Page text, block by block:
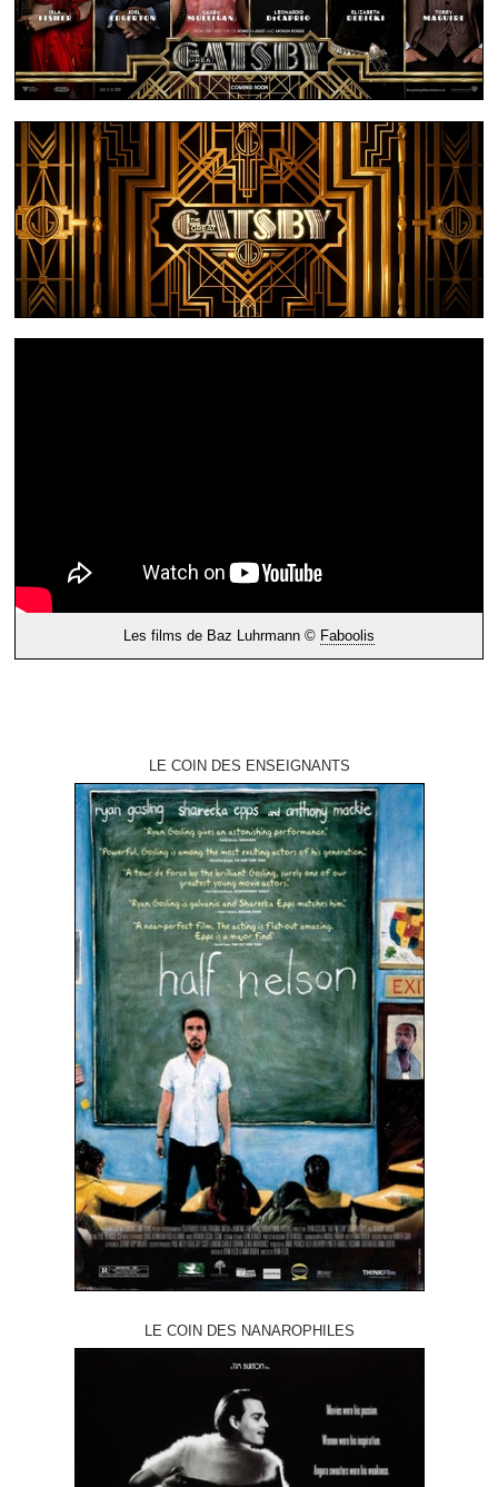
Les films de Baz Luhrmann © Faboolis
LE COIN DES ENSEIGNANTS
LE COIN DES NANAROPHILES